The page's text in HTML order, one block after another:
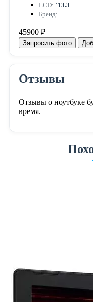
LCD: '13.3
Бренд: —
45900 ₽
Запросить фото
Отзывы
Отзывы о ноутбуке
время.